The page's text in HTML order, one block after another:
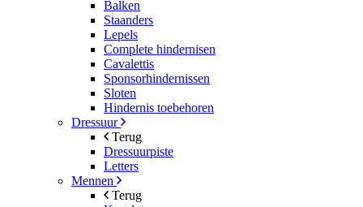
Balken
Staanders
Lepels
Complete hindernisen
Cavalettis
Sponsorhindernissen
Sloten
Hindernis toebehoren
Dressuur
Terug
Dressuurpiste
Letters
Mennen
Terug